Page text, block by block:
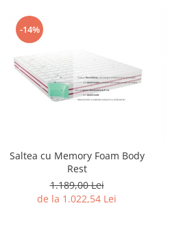
-14%
Saltea cu Memory Foam Body
Rest
1.189,00 Lei
de la 1.022,54 Lei